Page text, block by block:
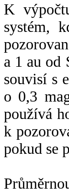
K
systém,
a 1 au od
souvisí s
o 0,3
používá
k
pokud se